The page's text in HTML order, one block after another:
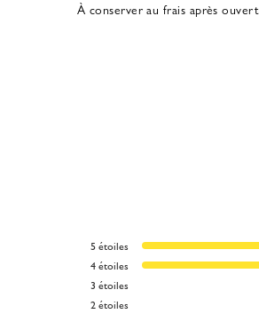
À conserver au frais après
5étoiles
4étoiles
3 étoiles
2étoiles